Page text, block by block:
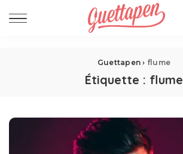
Guettapen › flume
Étiquette : flume